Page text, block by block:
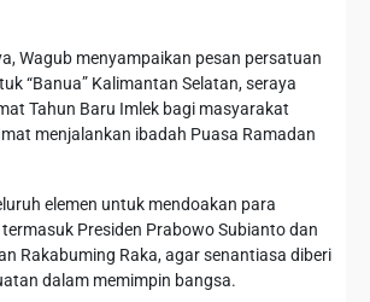
Wagub menyampaikan pesan persatuan
“Banua” Kalimantan Selatan, seraya
Tahun Baru Imlek bagi masyarakat
menjalankan ibadah Puasa Ramadan
elemen untuk mendoakan para
Presiden Prabowo Subianto dan
Rakabuming Raka, agar senantiasa diberi
dalam memimpin bangsa.